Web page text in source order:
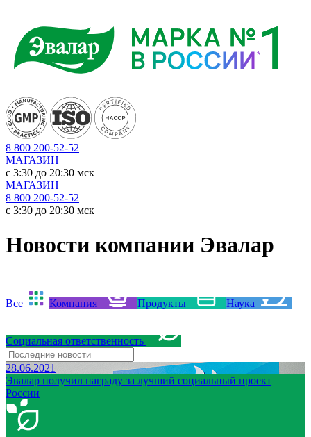
8 800 200-52-52
МАГАЗИН
c 3:30 до 20:30 мск
МАГАЗИН
8 800 200-52-52
c 3:30 до 20:30 мск
Новости компании Эвалар
Все Компания Продукты Наука
Социальная ответственность
28.06.2021
Эвалар получил награду за лучший социальный проект
России